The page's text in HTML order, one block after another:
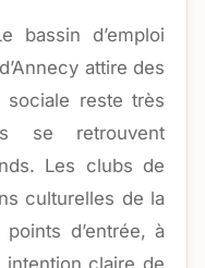
bassin d’emploi
attire des
sociale reste très
se retrouvent
Les clubs de
culturelles de la
d’entrée, à